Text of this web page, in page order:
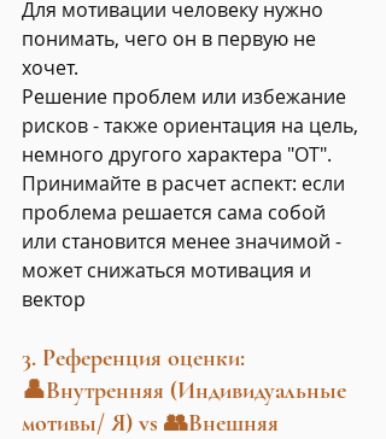
Для мотивации человеку нужно
понимать, чего он в первую не
хочет.
Решение проблем или избежание
рисков - также ориентация на цель,
немного другого характера "ОТ".
Принимайте в расчет аспект: если
проблема решается сама собой
или становится менее значимой -
может снижаться мотивация и
вектор
3. Референция оценки:
👤Внутренняя (Индивидуальные
мотивы/ Я) vs 👥Внешняя